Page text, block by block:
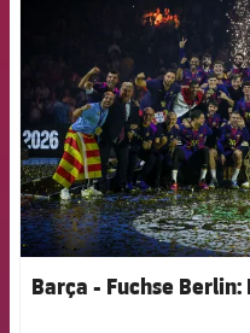
Barça - Fuchse